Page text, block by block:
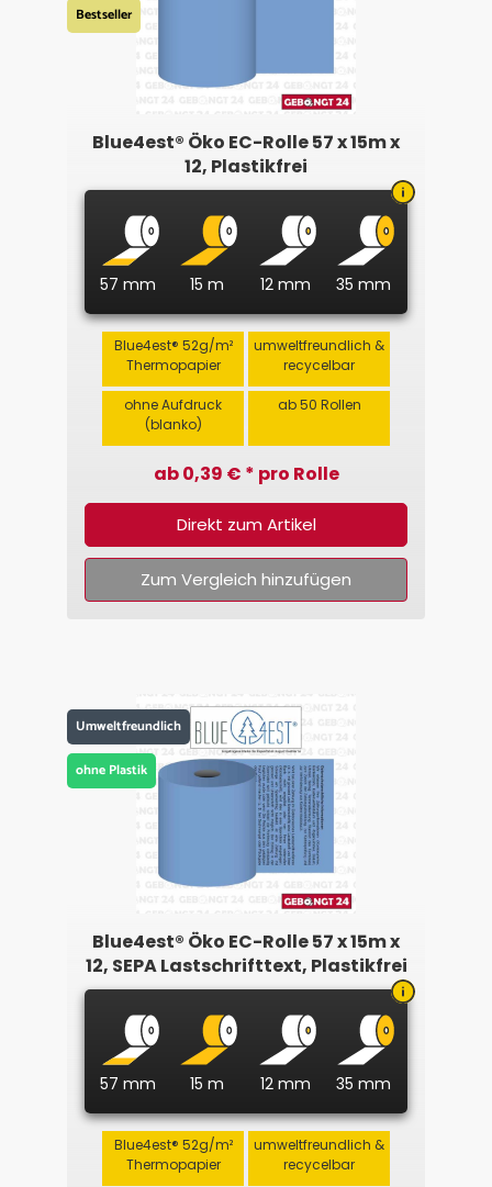
Bestseller
Blue4est® Öko EC-Rolle 57 x 15m x
12, Plastikfrei
57 mm 15 m 12 mm 35 mm
Blue4est® 52g/m²
Thermopapier
umweltfreundlich &
recycelbar
ohne Aufdruck
(blanko)
ab 50 Rollen
ab 0,39 € * pro Rolle
Direkt zum Artikel
Zum Vergleich hinzufügen
Umweltfreundlich
ohne Plastik
Blue4est® Öko EC-Rolle 57 x 15m x
12, SEPA Lastschrifttext, Plastikfrei
57 mm 15 m 12 mm 35 mm
Blue4est® 52g/m²
Thermopapier
umweltfreundlich &
recycelbar